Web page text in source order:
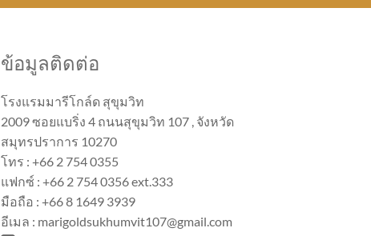
ข้อมูลติดต่อ
โรงแรมมารีโกล์ด สุขุมวิท
2009 ซอยแบริ่ง 4 ถนนสุขุมวิท 107 , จังหวัด
สมุทรปราการ 10270
โทร : +66 2 754 0355
แฟกซ์ : +66 2 754 0356 ext.333
มือถือ : +66 8 1649 3939
อีเมล : marigoldsukhumvit107@gmail.com